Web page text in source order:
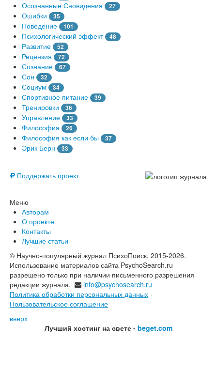
Осознанные Сновидения 27
Ошибки 35
Поведение 101
Психологический эффект 48
Развитие 52
Рецензия 72
Сознание 67
Сон 32
Социум 34
Спортивное питание 39
Тренировки 36
Управление 33
Философия 26
Философия как если бы 37
Эрик Берн
33
Поддержать проект
Меню
Авторам
О проекте
Контакты
Лучшие статьи
© Научно-популярный журнал ПсихоПоиск, 2015-2026.
Использование материалов сайта PsychoSearch.ru
разрешено только при наличии письменного разрешения
редакции журнала.
info@psychosearch.ru
Политика обработки персональных данных ·
Пользовательское соглашение
вверх
Лучший хостинг на свете - beget.com